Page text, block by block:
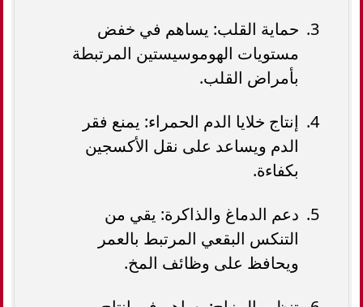
حماية القلب: يساهم في خفض
مستويات الهوموسيستين المرتبطة
بأمراض القلب.
إنتاج خلايا الدم الحمراء: يمنع فقر
الدم ويساعد على نقل الأكسجين
بكفاءة.
دعم الدماغ والذاكرة: يقي من
التنكس البقعي المرتبط بالعمر
ويحافظ على وظائف المخ.